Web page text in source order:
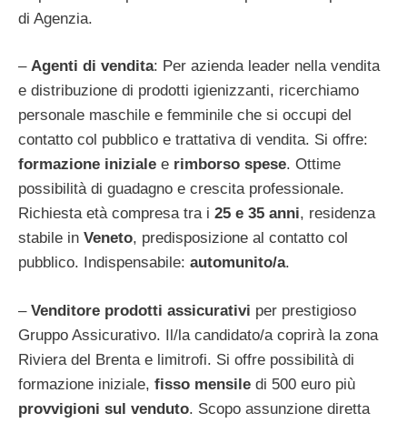
di Agenzia.
– Agenti di vendita: Per azienda leader nella vendita
e distribuzione di prodotti igienizzanti, ricerchiamo
personale maschile e femminile che si occupi del
contatto col pubblico e trattativa di vendita. Si offre:
formazione iniziale e rimborso spese. Ottime
possibilità di guadagno e crescita professionale.
Richiesta età compresa tra i 25 e 35 anni, residenza
stabile in Veneto, predisposizione al contatto col
pubblico. Indispensabile: automunito/a.
– Venditore prodotti assicurativi per prestigioso
Gruppo Assicurativo. Il/la candidato/a coprirà la zona
Riviera del Brenta e limitrofi. Si offre possibilità di
formazione iniziale, fisso mensile di 500 euro più
provvigioni sul venduto. Scopo assunzione diretta